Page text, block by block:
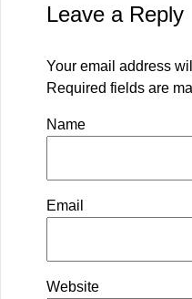
Leave a Reply
Your email address
Required fields are
Name
Email
Website